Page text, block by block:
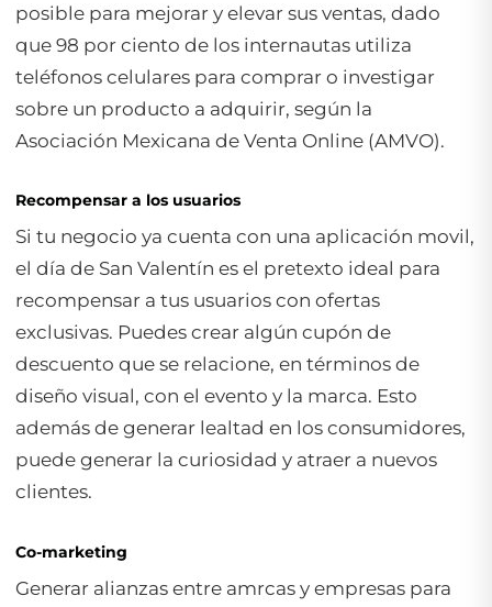
posible para mejorar y elevar sus ventas, dado
que 98 por ciento de los internautas utiliza
teléfonos celulares para comprar o investigar
sobre un producto a adquirir, según la
Asociación Mexicana de Venta Online (AMVO).
Recompensar a los usuarios
Si tu negocio ya cuenta con una aplicación movil,
el día de San Valentín es el pretexto ideal para
recompensar a tus usuarios con ofertas
exclusivas. Puedes crear algún cupón de
descuento que se relacione, en términos de
diseño visual, con el evento y la marca. Esto
además de generar lealtad en los consumidores,
puede generar la curiosidad y atraer a nuevos
clientes.
Co-marketing
Generar alianzas entre amrcas y empresas para